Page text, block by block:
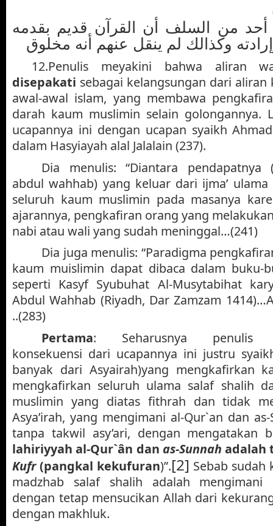
من السلف أن القرآن قديم بقدمه
وكذالك لم ينقل عنهم أنه مخلوق
12.Penulis meyakini bahwa aliran
disepakati sebagai kelangsungan dari aliran
awal-awal islam, yang membawa
darah kaum muslimin selain golongannya.
ucapannya ini dengan ucapan syaikh
dalam Hasyiayah alal Jalalain (237).
Dia menulis: “Diantara pendapatnya
abdul wahhab) yang keluar dari ijma’
seluruh kaum muslimin pada masanya
ajarannya, pengkafiran orang yang
nabi atau wali yang sudah meninggal…(241)
Dia juga menulis: “Paradigma
kaum muislimin dapat dibaca dalam buku-
seperti Kasyf Syubuhat Al-Musytabihat
Abdul Wahhab (Riyadh, Dar Zamzam
..(283)
Pertama: Seharusnya penulis
konsekuensi dari ucapannya ini justru
banyak dari Asyairah)yang mengkafirkan
mengkafirkan seluruh ulama salaf shalih
muslimin yang diatas fithrah dan tidak
Asya’irah, yang mengimani al-Qur`an dan
tanpa takwil asy’ari, dengan mengatakan
lahiriyyah al-Qur`ân dan as-Sunnah adalah
Kufr(pangkal kekufuran)”.[2] Sebab
madzhab salaf shalih adalah mengimani
dengan tetap mensucikan Allah dari
dengan makhluk.